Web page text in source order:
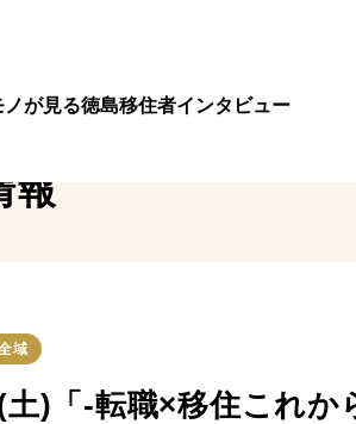
ノが見る徳島移住者インタビュー
報
域
土)「-転職×移住これ